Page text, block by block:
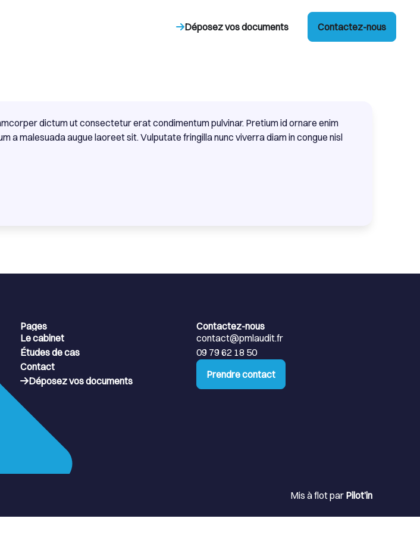
Déposez vos documents Contactez-nous
dictum ut consectetur erat condimentum pulvinar. Pretium id ornare enim
a malesuada augue laoreet sit. Vulputate fringilla nunc viverra diam in congue nisl
Pages
Le cabinet
Études de cas
Contact
Déposez vos documents
Contactez-nous
contact@pmlaudit.fr
09 79 62 18 50
Prendre contact
Mis à flot par Pilot’in